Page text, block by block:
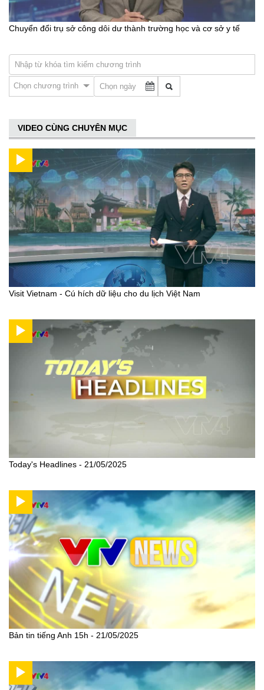
Chuyển đổi trụ sở công dôi dư thành trường học và cơ sở y tế
Chọn chương trình
VIDEO CÙNG CHUYÊN MỤC
Visit Vietnam - Cú hích dữ liệu cho du lịch Việt Nam
Today's Headlines - 21/05/2025
Bản tin tiếng Anh 15h - 21/05/2025